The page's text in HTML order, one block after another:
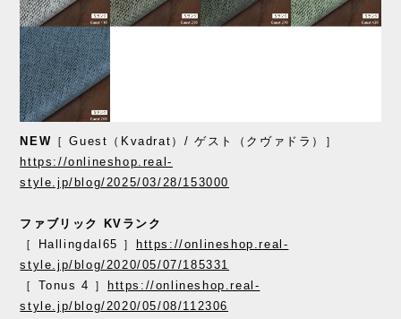
NEW ［ Guest（Kvadrat）/ ゲスト（クヴァドラ）］
https://onlineshop.real-
style.jp/blog/2025/03/28/153000
ファブリック KVランク
［ Hallingdal65 ］
https://onlineshop.real-
style.jp/blog/2020/05/07/185331
［ Tonus 4 ］
https://onlineshop.real-
style.jp/blog/2020/05/08/112306